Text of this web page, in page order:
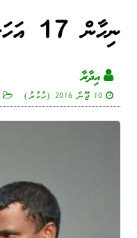
ނިހާން 17 އަހަރަށް ޖަލަށް!
އިދާރާ
10 ޖޫން 2016 (ހުކުރު)